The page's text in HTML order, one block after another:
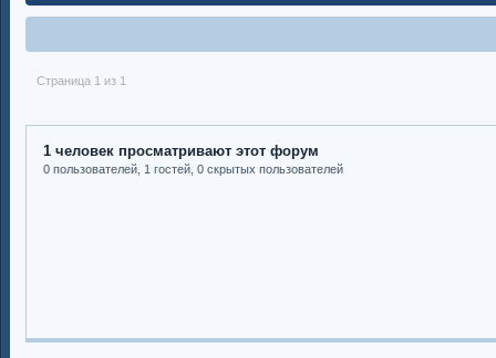
Страница 1 из 1
1 человек просматривают этот форум
0 пользователей, 1 гостей, 0 скрытых пользователей